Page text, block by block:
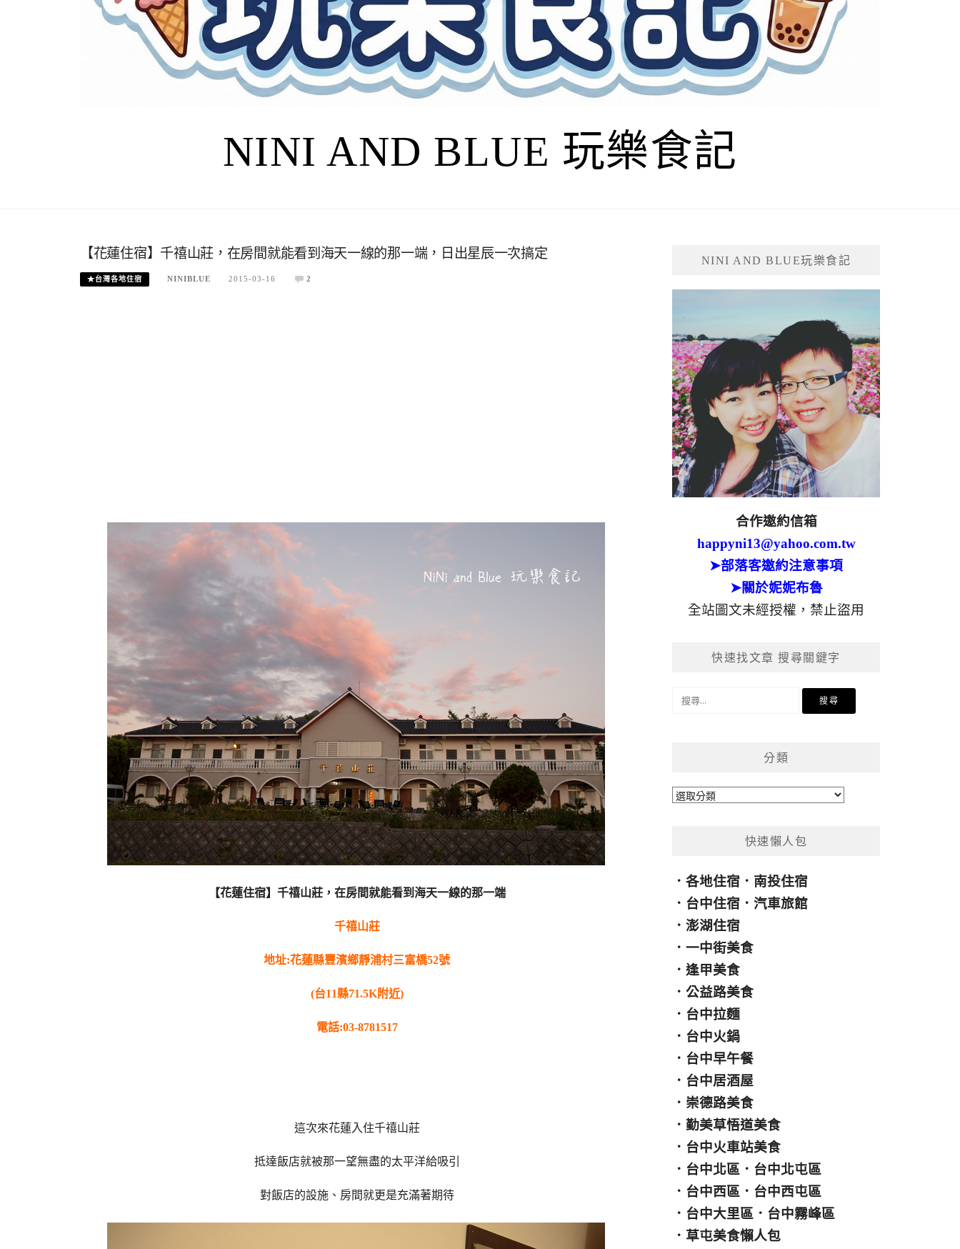
NINI AND BLUE 玩樂食記
【花蓮住宿】千禧山莊，在房間就能看到海天一線的那一端，日出星辰一次搞定
★台灣各地住宿 NINIBLUE 2015-03-16 2
【花蓮住宿】千禧山莊，在房間就能看到海天一線的那一端
千禧山莊
地址:花蓮縣豐濱鄉靜浦村三富橋52號
(台11縣71.5K附近)
電話:03-8781517
這次來花蓮入住千禧山莊
抵達飯店就被那一望無盡的太平洋給吸引
對飯店的設施、房間就更是充滿著期待
NINI AND BLUE玩樂食記
合作邀約信箱
happyni13@yahoo.com.tw
➤部落客邀約注意事項
➤關於妮妮布魯
全站圖文未經授權，禁止盜用
快速找文章 搜尋關鍵字
分類
分
快速懶人包
．各地住宿 ． 南投住宿
． 台中住宿 ．汽車旅館
．澎湖住宿
．一中街美食
．逢甲美食
．公益路美食
． 台中拉麵
． 台中火鍋
． 台中早午餐
． 台中居酒屋
． 崇德路美食
．勤美草悟道美食
． 台中火車站美食
． 台中北區 ． 台中北屯區
． 台中西區 ． 台中西屯區
． 台中大里區 ． 台中霧峰區
． 草屯美食懶人包